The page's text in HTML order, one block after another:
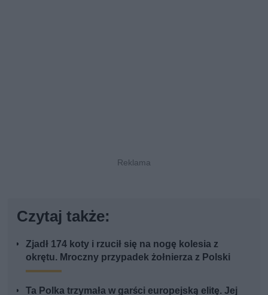
Czytaj także:
Zjadł 174 koty i rzucił się na nogę kolesia z
okrętu. Mroczny przypadek żołnierza z Polski
Ta Polka trzymała w garści europejską elitę. Jej